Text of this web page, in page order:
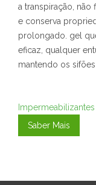
a transpiração, não
e conserva
prolongado. gel
eficaz, qualquer
mantendo os
Impermeabilizantes
Saber Mais